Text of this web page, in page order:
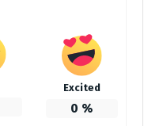
Excited
0 %